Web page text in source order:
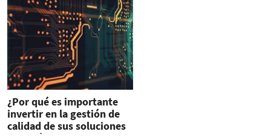
¿Por qué es importante
invertir en la gestión de
calidad de sus soluciones